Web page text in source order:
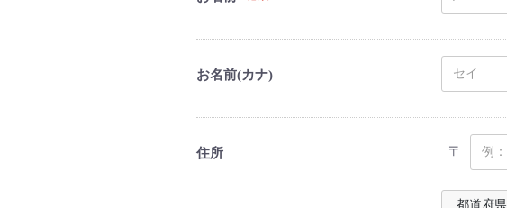
お名前(カナ)
住所 〒